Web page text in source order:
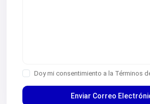
Doy mi consentimiento a la Términos